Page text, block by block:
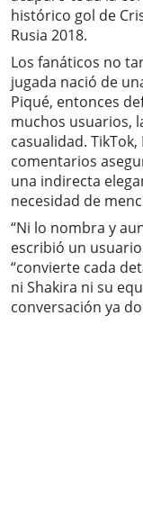
histórico gol de
Rusia 2018.
Los fanáticos no
jugada nació de
Piqué, entonces
muchos usuarios,
casualidad.
comentarios
una indirecta
necesidad de
“Ni lo nombra y
escribió un
“convierte cada
ni Shakira ni su
conversación ya